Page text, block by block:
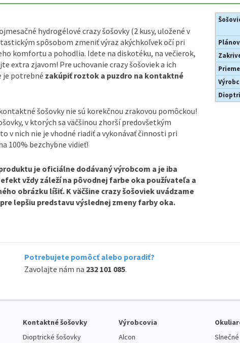
hydrogélové crazy šošovky (2 kusy, uložené v
spôsobom zmeniť výraz akýchkoľvek očí pri
komfortu a pohodlia. Idete na diskotéku, na večierok,
extra zjavom! Pre uchovanie crazy šošoviek a ich
je potrebné zakúpiť roztok a puzdro na kontaktné
šošovky nie sú korekčnou zrakovou pomôckou!
v ktorých sa väčšinou zhorší predovšetkým
v nich nie je vhodné riadiť a vykonávať činnosti pri
100% bezchybne vidieť!
je oficiálne dodávaný výrobcom a je iba
vždy záleží na pôvodnej farbe oka používateľa a
obrázku líšiť. K väčšine crazy šošoviek uvádzame
lepšiu predstavu výslednej zmeny farby oka.
Potrebujete pomôcť alebo poradiť?
Zavolajte nám na 232 101 085.
Kontaktné šošovky
Dioptrické šošovky
Výrobcovia
Alcon